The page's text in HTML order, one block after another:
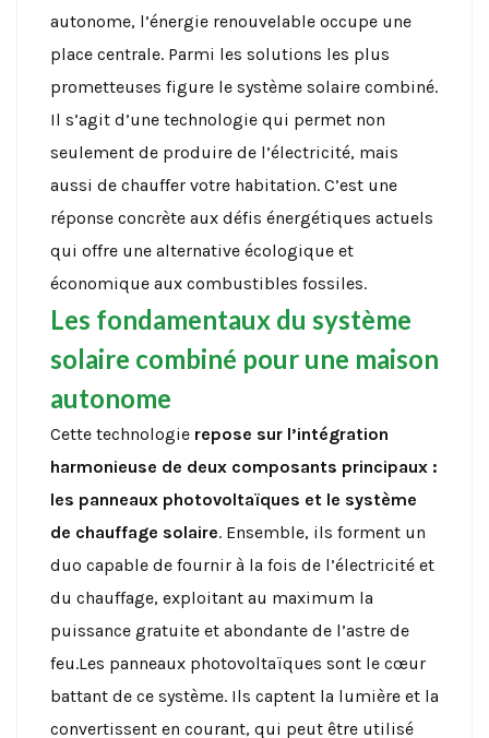
autonome, l’énergie renouvelable occupe une
place centrale. Parmi les solutions les plus
prometteuses figure le système solaire combiné.
Il s’agit d’une technologie qui permet non
seulement de produire de l’électricité, mais
aussi de chauffer votre habitation. C’est une
réponse concrète aux défis énergétiques actuels
qui offre une alternative écologique et
économique aux combustibles fossiles.
Les fondamentaux du système
solaire combiné pour une maison
autonome
Cette technologie repose sur l’intégration
harmonieuse de deux composants principaux :
les panneaux photovoltaïques et le système
de chauffage solaire. Ensemble, ils forment un
duo capable de fournir à la fois de l’électricité et
du chauffage, exploitant au maximum la
puissance gratuite et abondante de l’astre de
feu.Les panneaux photovoltaïques sont le cœur
battant de ce système. Ils captent la lumière et la
convertissent en courant, qui peut être utilisé